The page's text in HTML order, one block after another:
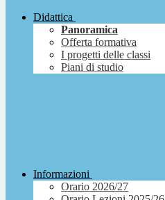
Didattica
Panoramica
Offerta formativa
I progetti delle classi
Piani di studio
Informazioni
Orario 2026/27